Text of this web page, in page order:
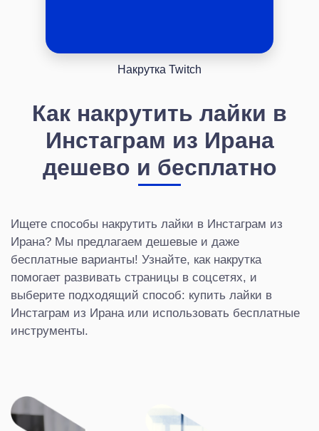
Накрутка Twitch
Как накрутить лайки в
Инстаграм из Ирана
дешево и бесплатно
Ищете способы накрутить лайки в Инстаграм из
Ирана? Мы предлагаем дешевые и даже
бесплатные варианты! Узнайте, как накрутка
помогает развивать страницы в соцсетях, и
выберите подходящий способ: купить лайки в
Инстаграм из Ирана или использовать бесплатные
инструменты.